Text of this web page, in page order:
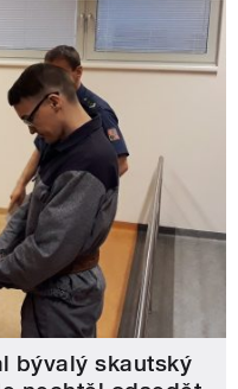
bývalý skautský